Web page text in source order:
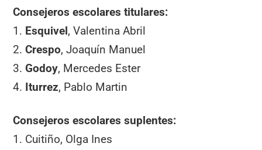
Consejeros escolares titulares:
1. Esquivel, Valentina Abril
2.Crespo, Joaquín Manuel
3. Godoy, Mercedes Ester
4. Iturrez, Pablo Martin
Consejeros escolares suplentes:
1. Cuitiño, Olga Ines